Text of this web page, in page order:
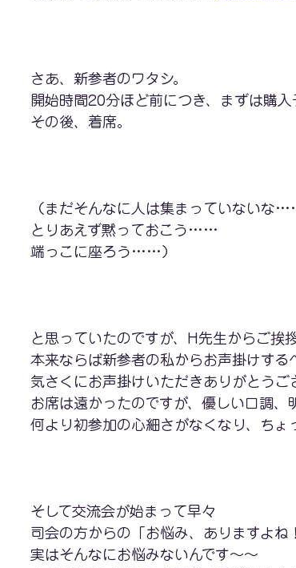
さあ、新参者のワタシ。
開始時間20分ほど前につき、まずは購
その後、着席。
（まだそんなに人は集まっていないな
とりあえず黙っておこう……
端っこに座ろう……）
と思っていたのですが、H先生からご挨
本来ならば新参者の私からお声掛けする
気さくにお声掛けいただきありがとうご
お席は遠かったのですが、優しい口調
何より初参加の心細さがなくなり、ちょ
そして交流会が始まって早々
司会の方からの「お悩み、ありますよね
実はそんなにお悩みないんです～～